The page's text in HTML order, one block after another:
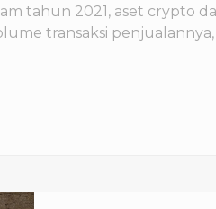
tahun 2021, aset crypto
transaksi penjualannya,